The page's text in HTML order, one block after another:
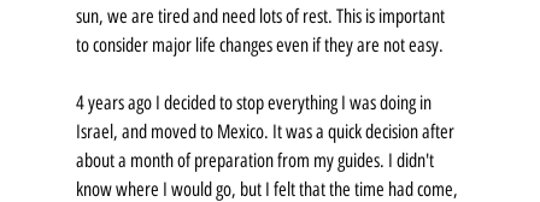
sun, we are tired and need lots of rest. This is important
to consider major life changes even if they are not easy.
4 years ago I decided to stop everything I was doing in
Israel, and moved to Mexico. It was a quick decision after
about a month of preparation from my guides. I didn't
know where I would go, but I felt that the time had come,